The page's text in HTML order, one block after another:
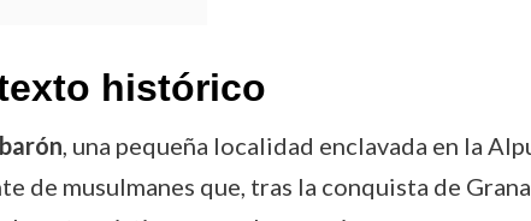
histórico
, una pequeña localidad enclavada en la
de musulmanes que, tras la conquista de